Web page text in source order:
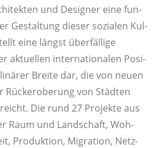
und Desi­gner eine fun­
Gestal­tung die­ser sozia­len Kul­
eine längst über­fäl­li­ge
aktu­el­len inter­na­tio­na­len Posi­
Brei­te dar, die von neu­en
von Städ­ten
Die rund 27 Pro­jek­te aus
Raum und Land­schaft, Woh­
Pro­duk­ti­on, Migra­ti­on, Netz­